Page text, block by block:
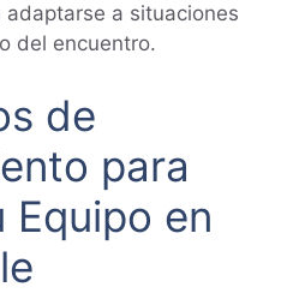
a situaciones
del encuentro.
de
para
Equipo en